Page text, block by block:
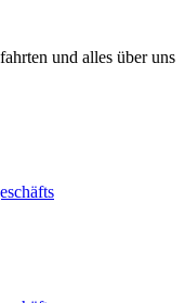
und alles über uns